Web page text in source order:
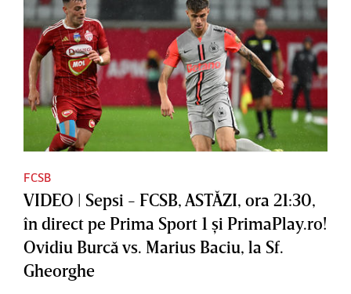
FCSB
VIDEO | Sepsi - FCSB, ASTĂZI, ora 21:30,
în direct pe Prima Sport 1 şi PrimaPlay.ro!
Ovidiu Burcă vs. Marius Baciu, la Sf.
Gheorghe